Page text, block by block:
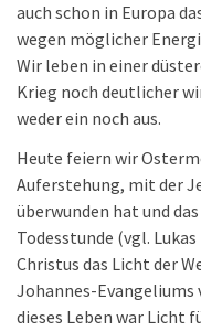
auch schon in Europa
wegen möglicher
Wir leben in einer
Krieg noch deutlicher
weder ein noch aus.
Heute feiern wir
Auferstehung, mit der
überwunden hat und
Todesstunde (vgl.
Christus das Licht der
Johannes-Evangeliums
dieses Leben war Licht